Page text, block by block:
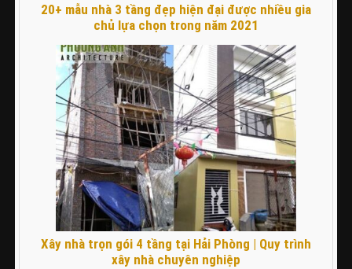
20+ mẫu nhà 3 tầng đẹp hiện đại được nhiều gia
chủ lựa chọn trong năm 2021
Xây nhà trọn gói 4 tầng tại Hải Phòng | Quy trình
xây nhà chuyên nghiệp